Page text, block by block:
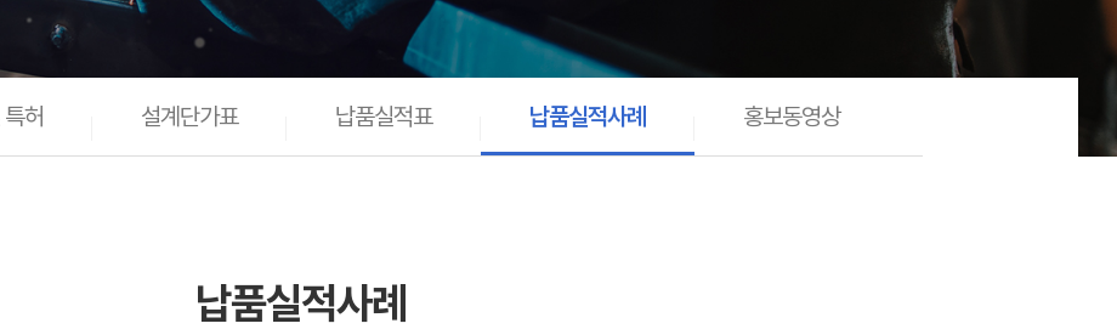
허 설계단가표 납품실적표 납품실적사례 홍보동영상
납품실적사례